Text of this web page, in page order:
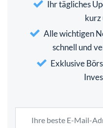
Ihr tägliches
kurz
Alle wichtigen
schnell und
Exklusive